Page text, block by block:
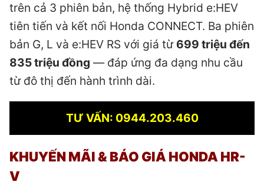
trên cả 3 phiên bản, hệ thống Hybrid e:HEV
tiên tiến và kết nối Honda CONNECT. Ba phiên
bản G, L và e:HEV RS với giá từ 699 triệu đến
835 triệu đồng — đáp ứng đa dạng nhu cầu
từ đô thị đến hành trình dài.
TƯ VẤN: 0944.203.460
KHUYẾN MÃI & BÁO GIÁ HONDA HR-
V